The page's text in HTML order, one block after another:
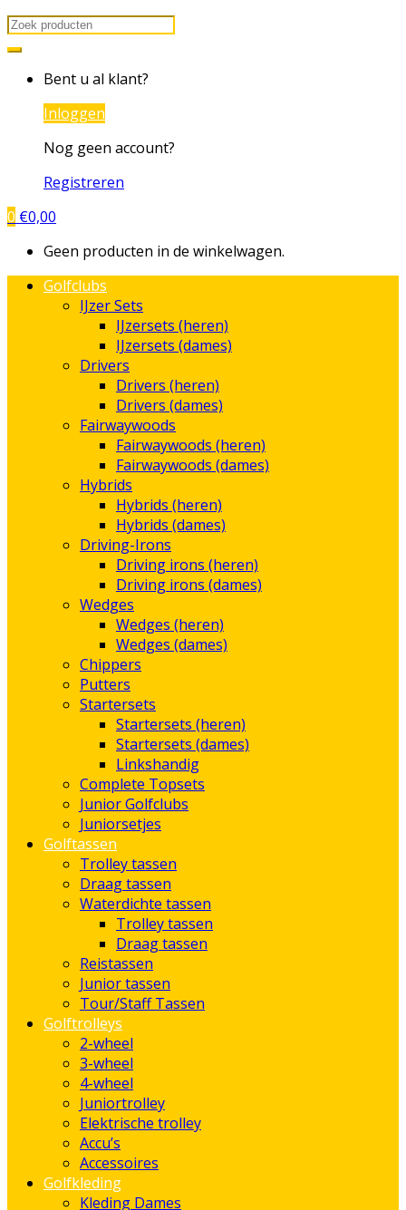
Search
for:
Bent u al klant?
Inloggen
Nog geen account?
Registreren
0 €0,00
Geen producten in de winkelwagen.
Golfclubs
IJzer Sets
IJzersets (heren)
IJzersets (dames)
Drivers
Drivers (heren)
Drivers (dames)
Fairwaywoods
Fairwaywoods (heren)
Fairwaywoods (dames)
Hybrids
Hybrids (heren)
Hybrids (dames)
Driving-Irons
Driving irons (heren)
Driving irons (dames)
Wedges
Wedges (heren)
Wedges (dames)
Chippers
Putters
Startersets
Startersets (heren)
Startersets (dames)
Linkshandig
Complete Topsets
Junior Golfclubs
Juniorsetjes
Golftassen
Trolley tassen
Draag tassen
Waterdichte tassen
Trolley tassen
Draag tassen
Reistassen
Junior tassen
Tour/Staff Tassen
Golftrolleys
2-wheel
3-wheel
4-wheel
Juniortrolley
Elektrische trolley
Accu’s
Accessoires
Golfkleding
Kleding Dames